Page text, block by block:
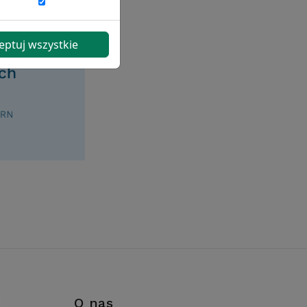
O nas
wszystkie